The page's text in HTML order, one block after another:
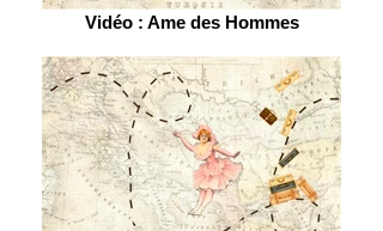
Vidéo : Ame des Hommes